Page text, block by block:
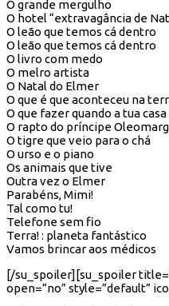
O grande mergulho
O hotel “extravagância de
O leão que temos cá dentro
O leão que temos cá dentro
O livro com medo
O melro artista
O Natal do Elmer
O que é que aconteceu na
O que fazer quando a tua
O rapto do príncipe
O tigre que veio para o chá
O urso e o piano
Os animais que tive
Outra vez o Elmer
Parabéns, Mimi!
Tal como tu!
Telefone sem fio
Terra! : planeta fantástico
Vamos brincar aos médicos
[/su_spoiler][su_spoiler
open=”no” style=”default”